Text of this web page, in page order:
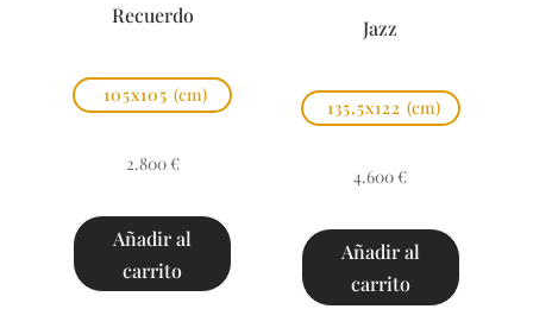
Recuerdo
105x105 (cm)
2.800 €
Añadir al
carrito
Jazz
135,5x122 (cm)
4.600 €
Añadir al
carrito